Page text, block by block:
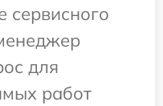
сервисного
для
работ